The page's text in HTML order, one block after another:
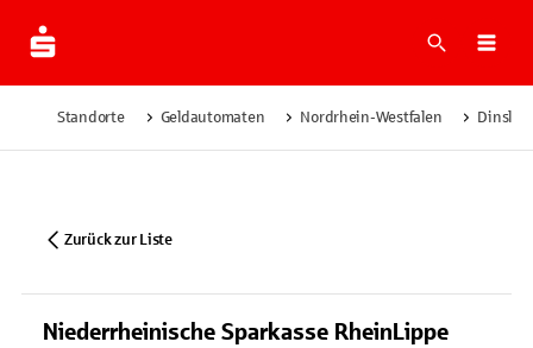
Suche
Standorte Geldautomaten Nordrhein-Westfalen
Zurück zur Liste
Niederrheinische Sparkasse RheinLippe